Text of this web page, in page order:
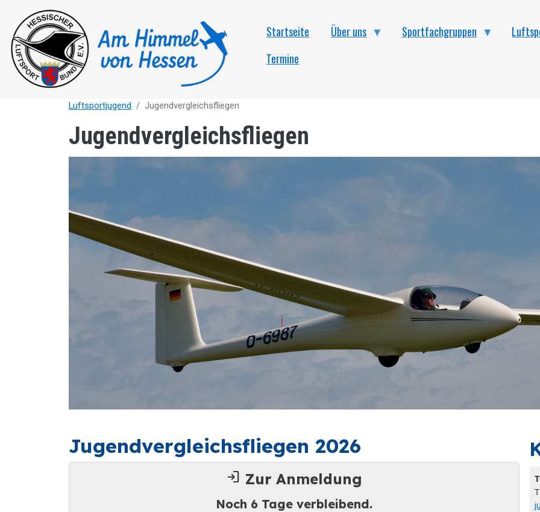
Startseite Über uns Sportfachgruppen
Termine
Luftsportjugend Jugendvergleichsfliegen
Jugendvergleichsfliegen
Jugendvergleichsfliegen 2026
login Zur Anmeldung
Noch 6 Tage verbleibend.